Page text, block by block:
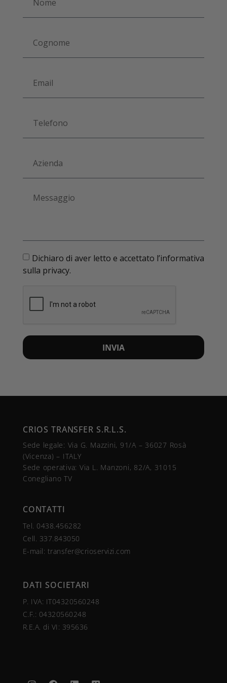
Dichiaro di aver letto e accettato l’informativa
sulla privacy.
INVIA
CRIOS TRANSFER S.R.L.S.
Sede legale: Via G. Mazzini, 91/A – 36027 Rosà
(Vicenza) – ITALY
Sede operativa: Via L. Manzoni, 82/A, 31015
Conegliano TV
CONTATTI
Tel. 0438.456282
Cell. 337.843050
E-mail: transfer@crioservizi.com
DATI SOCIETARI
P. IVA: IT04320560248
C.F.: 04320560248
R.E.A. di VI: 395636